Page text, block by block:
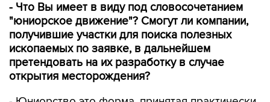
- Что Вы имеет в виду под словосочетанием
"юниорское движение"? Смогут ли компании,
получившие участки для поиска полезных
ископаемых по заявке, в дальнейшем
претендовать на их разработку в случае
открытия месторождения?